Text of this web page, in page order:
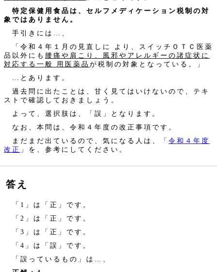
特定保健用食品は、セルフメディケーション税制の対
象ではありません。
手引きには…、
「令和４年１月の見直しに より、スイッチＯＴＣ医薬
品以外にも 腰痛や肩こり、風邪やアレルギーの諸症状に
対応する一般 用医薬品 が税制の対象となっている。」
…とあります。
過去問に出たことは、甘く見てはいけないので、テキ
ストで確認しておきましょう。
よって、選択肢は、「誤」となります。
なお、本問は、令和４年度の改正事項です。
まだまだ出ているので、気になる人は、「 令和４年度
改正 」を、参考にしてください。
答え
「1」は「正」です。
「2」は「正」です。
「3」は「正」です。
「4」は「誤」です。
「誤っているもの」は…、